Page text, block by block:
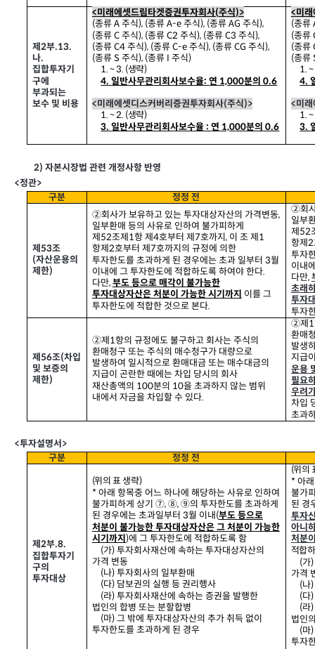
제2부.13.
나.
집합투자기
구에
부과되는
보수 및 비용
<미래에셋드림타겟증권투자회사(주식)>
(종류 A주식), (종류A-e주식), (종류AG 주식),
(종류C주식), (종류C2 주식), (종류C3 주식),
(종류C4주식), (종류C-e주식), (종류CG 주식),
(종류S주식), (종류 I 주식)
1. ~ 3. (생략)
4.일반사무관리회사보수율:연 1,000분의 0.6
<미래에셋디스커버리증권투자회사(주식)>
1. ~ 2. (생략)
3.일반사무관리회사보수율 :연 1,000분의 0.6
<미
(종류
(종류
(종류
(종류
1.
4.
<미
1.
3.
2) 자본시장법 관련 개정사항 반영
<정관>
구분
정정 전
제53조
(자산운용의
제한)
②회사가 보유하고 있는 투자대상자산의 가격변동,
일부환매 등의 사유로 인하여 불가피하게
제 52조제 1항 제 4호부터 제 7호까지 , 이 조 제 1
항제2호부터 제 7호까지의 규정에 의한
투자한도를 초과하게 된 경우에는 초과 일부터 3월
이내에 그 투자한도에 적합하도록 하여야 한다.
다만,부도 등으로 매각이 불가능한
투자대상자산은 처분이 가능한 시기까지 이를 그
투자한도에 적합한 것으로 본다.
②회
일부
제 52
항제2
투자
이내
다만,
초래
투자
투자
제56조(차입
및 보증의
제한)
②제1항의 규정에도 불구하고 회사는 주식의
환매청구 또는 주식의 매수청구가 대량으로
발생하여 일시적으로 환매대금 또는 매수대금의
지급이 곤란한 때에는 차입 당시의 회사
재산총액의 100분의 10을 초과하지 않는 범위
내에서 자금을 차입할 수 있다.
②제1
환매
발생
지급
운용
필요
우려
차입
초과
<투자설명서>
구분
정정 전
제2부.8.
집합투자기
구의
투자대상
(위의 표 생략)
* 아래 항목중 어느 하나에 해당하는 사유로 인하여
불가피하게 상기 ⑦, ⑧, ⑨의 투자한도를 초과하게
된 경우에는 초과일부터 3월 이내(부도 등으로
처분이 불가능한 투자대상자산은 그 처분이 가능한
시기까지 )에 그 투자한도에 적합하도록 함
(가)투자회사재산에 속하는 투자대상자산의
가격 변동
(나)투자회사의 일부환매
(다) 담보권의 실행 등 권리행사
(라)투자회사재산에 속하는 증권을 발행한
법인의 합병 또는 분할합병
(마)그 밖에 투자대상자산의 추가 취득 없이
투자한도를 초과하게 된 경우
(위의
* 아
불가
된 경
투자
아니
처분
적합
(가
가격
(나
(다
(라
법인
(마
투자